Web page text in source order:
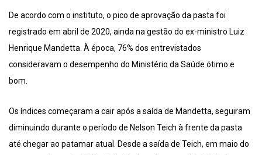
De acordo com o instituto, o pico de aprovação da pasta foi
registrado em abril de 2020, ainda na gestão do ex-ministro Luiz
Henrique Mandetta. À época, 76% dos entrevistados
consideravam o desempenho do Ministério da Saúde ótimo e
bom.
Os índices começaram a cair após a saída de Mandetta, seguiram
diminuindo durante o período de Nelson Teich à frente da pasta
até chegar ao patamar atual. Desde a saída de Teich, em maio do